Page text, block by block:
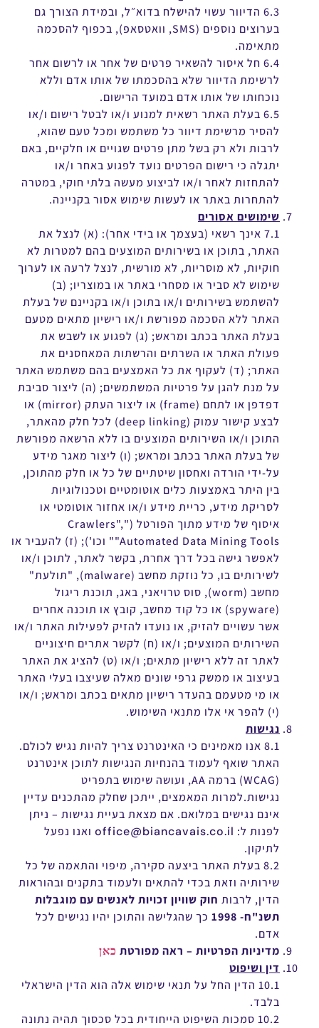
6.3 הדיוור עשוי להישלח בדוא״ל, ובמידת הצורך גם
בערוצים נוספים (SMS, וואטסאפ), בכפוף להסכמה
מתאימה.
6.4 חל איסור להשאיר פרטים של אחר או לרשום אחר
לרשימת הדיוור שלא בהסכמתו של אותו אדם וללא
נוכחותו של אותו אדם במועד הרישום.
6.5 בעלת האתר רשאית למנוע ו/או לבטל רישום ו/או
להסיר מרשימת דיוור כל משתמש ומכל טעם שהוא,
לרבות ולא רק בשל מתן פרטים שגויים או חלקיים, באם
יתגלה כי רישום הפרטים נועד לפגוע באחר ו/או
להתחזות לאחר ו/או לביצוע מעשה בלתי חוקי, במטרה
להתחרות באתר או לעשות שימוש אסור בקניינה.
שימושים אסורים
7.1 אינך רשאי (בעצמך או בידי אחר): (א) לנצל את
האתר, בתוכן או בשירותים המוצעים בהם למטרות לא
חוקיות, לא מוסריות, לא מורשית, לנצל לרעה או לערוך
שימוש לא סביר או מסחרי באתר או במוצריו; (ב)
להשתמש בשירותים ו/או בתוכן ו/או בקניינם של בעלת
האתר ללא הסכמה מפורשת ו/או רישיון מתאים מטעם
בעלת האתר בכתב ומראש; (ג) לפגוע או לשבש את
פעולת האתר או השרתים והרשתות המאחסנים את
האתר; (ד) לעקוף את כל האמצעים בהם משתמש האתר
על מנת להגן על פרטיות המשתמשים; (ה) ליצור סביבת
דפדפן או לתחם (frame) או ליצור העתק (mirror) או
לבצע קישור עמוק (deep linking) לכל חלק מהאתר,
התוכן ו/או השירותים המוצעים בו ללא הרשאה מפורשת
של בעלת האתר בכתב ומראש; (ו) ליצור מאגר מידע
על-ידי הורדה ואחסון שיטתיים של כל או חלק מהתוכן,
בין היתר באמצעות כלים אוטומטיים וטכנולוגיות
לסריקת מידע, כריית מידע ו/או אחזור אוטומטי או
איסוף של מידע מתוך הפורטל ("Crawlers",
"Automated Data Mining Tools" וכו'); (ז) להעביר או
לאפשר גישה בכל דרך אחרת, בקשר לאתר, לתוכן ו/או
לשירותים בו, כל נוזקת מחשב (malware), "תולעת"
מחשב (worm), סוס טרויאני, באג, תוכנת ריגול
(spyware) או כל קוד מחשב, קובץ או תוכנה אחרים
אשר עשויים להזיק, או נועדו להזיק לפעילות האתר ו/או
השירותים המוצעים; ו/או (ח) לקשר אתרים חיצוניים
לאתר זה ללא רישיון מתאים; ו/או (ט) להציג את האתר
בעיצוב או ממשק גרפי שונים מאלה שעיצבו בעלי האתר
או מי מטעמם בהעדר רישיון מתאים בכתב ומראש; ו/או
(י) להפר אי אלו מתנאי השימוש.
נגישות
8.1 אנו מאמינים כי האינטרנט צריך להיות נגיש לכולם.
האתר שואף לעמוד בהנחיות הנגישות לתוכן אינטרנט
(WCAG) ברמה AA, ועושה שימוש בתפריט
נגישות.למרות המאמצים, ייתכן שחלק מהתכנים עדיין
אינם נגישים במלואם. אם מצאת בעיית נגישות – ניתן
לפנות ל: office@biancavais.co.il ואנו נפעל
לתיקון.
8.2 בעלת האתר ביצעה סקירה, מיפוי והתאמה של כל
שירותיה וזאת בכדי להתאים ולעמוד בתקנים ובהוראות
הדין, לרבות חוק שוויון זכויות לאנשים עם מוגבלות
תשנ"ח- 1998
כך שהגלישה והתוכן יהיו נגישים לכל
אדם.
מדיניות הפרטיות – ראה מפורטת כאן
דין ושיפוט
10.1 הדין החל על תנאי שימוש אלה הוא הדין הישראלי
בלבד.
10.2 סמכות השיפוט הייחודית בכל סכסוך תהיה נתונה